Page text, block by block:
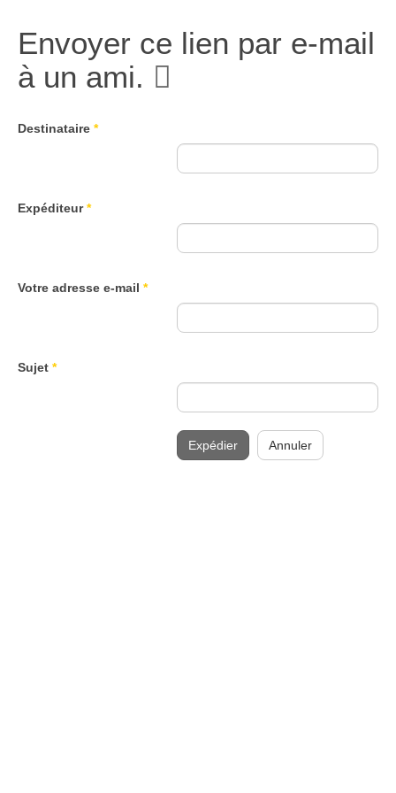
Envoyer ce lien par e-mail
à un ami.
Destinataire *
Expéditeur*
Votre adresse e-mail *
Sujet *
Expédier Annuler